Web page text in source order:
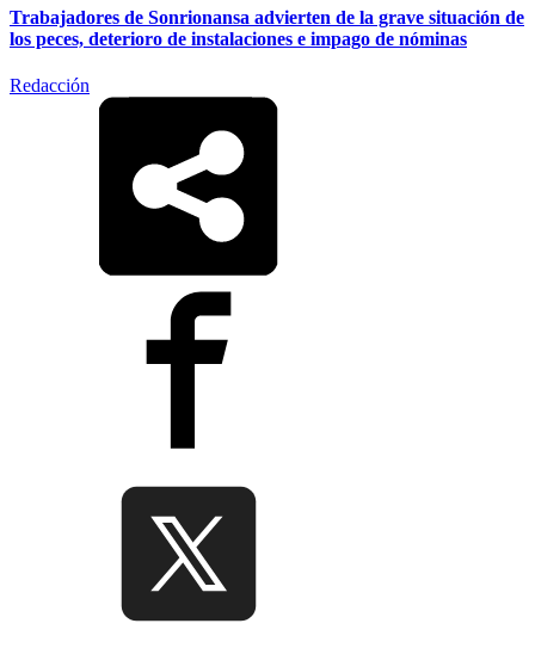
Trabajadores de Sonrionansa advierten de la grave situación de
los peces, deterioro de instalaciones e impago de nóminas
Redacción